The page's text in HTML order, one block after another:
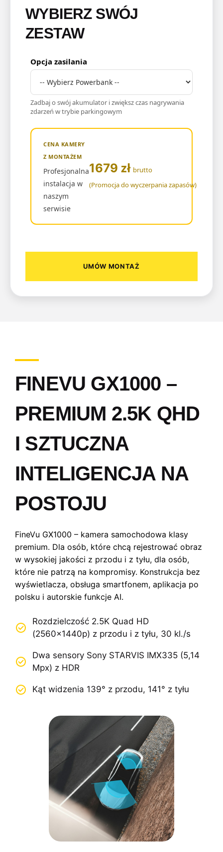
WYBIERZ SWÓJ
ZESTAW
Opcja zasilania
Zadbaj o swój akumulator i zwiększ czas nagrywania
zdarzeń w trybie parkingowym
CENA KAMERY
Z MONTAŻEM
Profesjonalna
instalacja w
naszym
serwisie
1679 zł brutto
(Promocja do wyczerpania zapasów)
UMÓW MONTAŻ
FINEVU GX1000 –
PREMIUM 2.5K QHD
I SZTUCZNA
INTELIGENCJA NA
POSTOJU
FineVu GX1000 – kamera samochodowa klasy
premium. Dla osób, które chcą rejestrować obraz
w wysokiej jakości z przodu i z tyłu, dla osób,
które nie patrzą na kompromisy. Konstrukcja bez
wyświetlacza, obsługa smartfonem, aplikacja po
polsku i autorskie funkcje AI.
Rozdzielczość 2.5K Quad HD
(2560×1440p) z przodu i z tyłu, 30 kl./s
Dwa sensory Sony STARVIS IMX335 (5,14
Mpx) z HDR
Kąt widzenia 139° z przodu, 141° z tyłu